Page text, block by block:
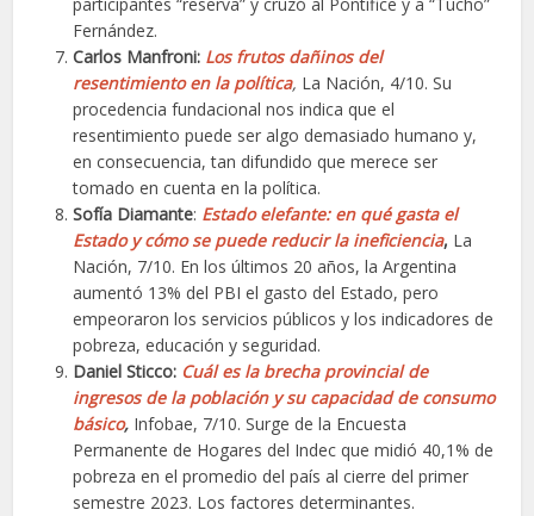
participantes “reserva” y cruzó al Pontífice y a “Tucho”
Fernández.
Carlos Manfroni: Los frutos dañinos del
resentimiento en la política, La Nación, 4/10. Su
procedencia fundacional nos indica que el
resentimiento puede ser algo demasiado humano y,
en consecuencia, tan difundido que merece ser
tomado en cuenta en la política.
Sofía Diamante: Estado elefante: en qué gasta el
Estado y cómo se puede reducir la ineficiencia, La
Nación, 7/10. En los últimos 20 años, la Argentina
aumentó 13% del PBI el gasto del Estado, pero
empeoraron los servicios públicos y los indicadores de
pobreza, educación y seguridad.
Daniel Sticco: Cuál es la brecha provincial de
ingresos de la población y su capacidad de consumo
básico, Infobae, 7/10. Surge de la Encuesta
Permanente de Hogares del Indec que midió 40,1% de
pobreza en el promedio del país al cierre del primer
semestre 2023. Los factores determinantes.